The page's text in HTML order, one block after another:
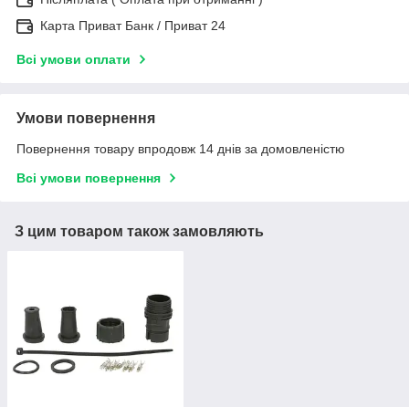
Карта Приват Банк / Приват 24
Всі умови оплати
Умови повернення
Повернення товару впродовж 14 днів за домовленістю
Всі умови повернення
З цим товаром також замовляють